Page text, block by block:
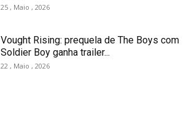
25 , Maio , 2026
Vought Rising: prequela de The Boys com
Soldier Boy ganha trailer...
22 , Maio , 2026